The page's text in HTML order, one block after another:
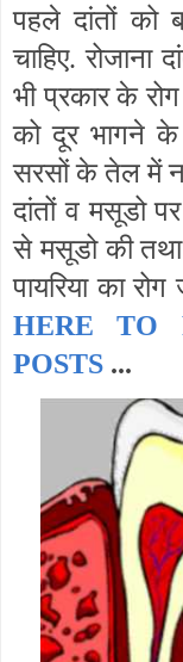
पहले दांतों
चाहिए.
भी प्रकार के
को दूर भागने
सरसों के तेल में
दांतों व मसूडो
से मसूडो की
पायरिया का
HERE TO
POSTS ...